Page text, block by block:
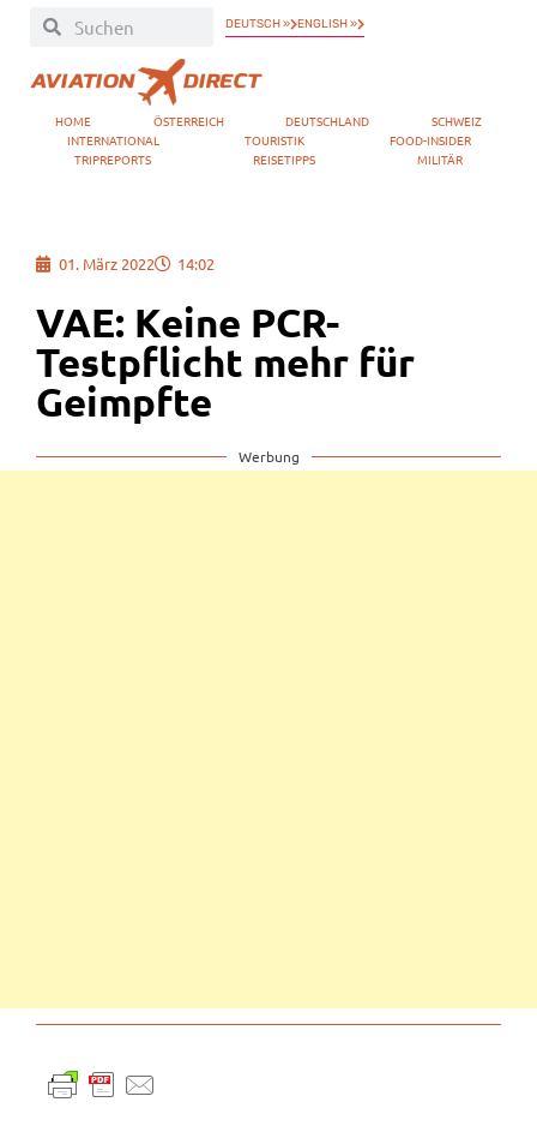
DEUTSCH » ENGLISH »
HOME ÖSTERREICH DEUTSCHLAND
SCHWEIZ
INTERNATIONAL
TOURISTIK
FOOD-INSIDER
TRIPREPORTS
REISETIPPS MILITÄR
01. März 2022 14:02
VAE: Keine PCR-
Testpflicht mehr für
Geimpfte
Werbung